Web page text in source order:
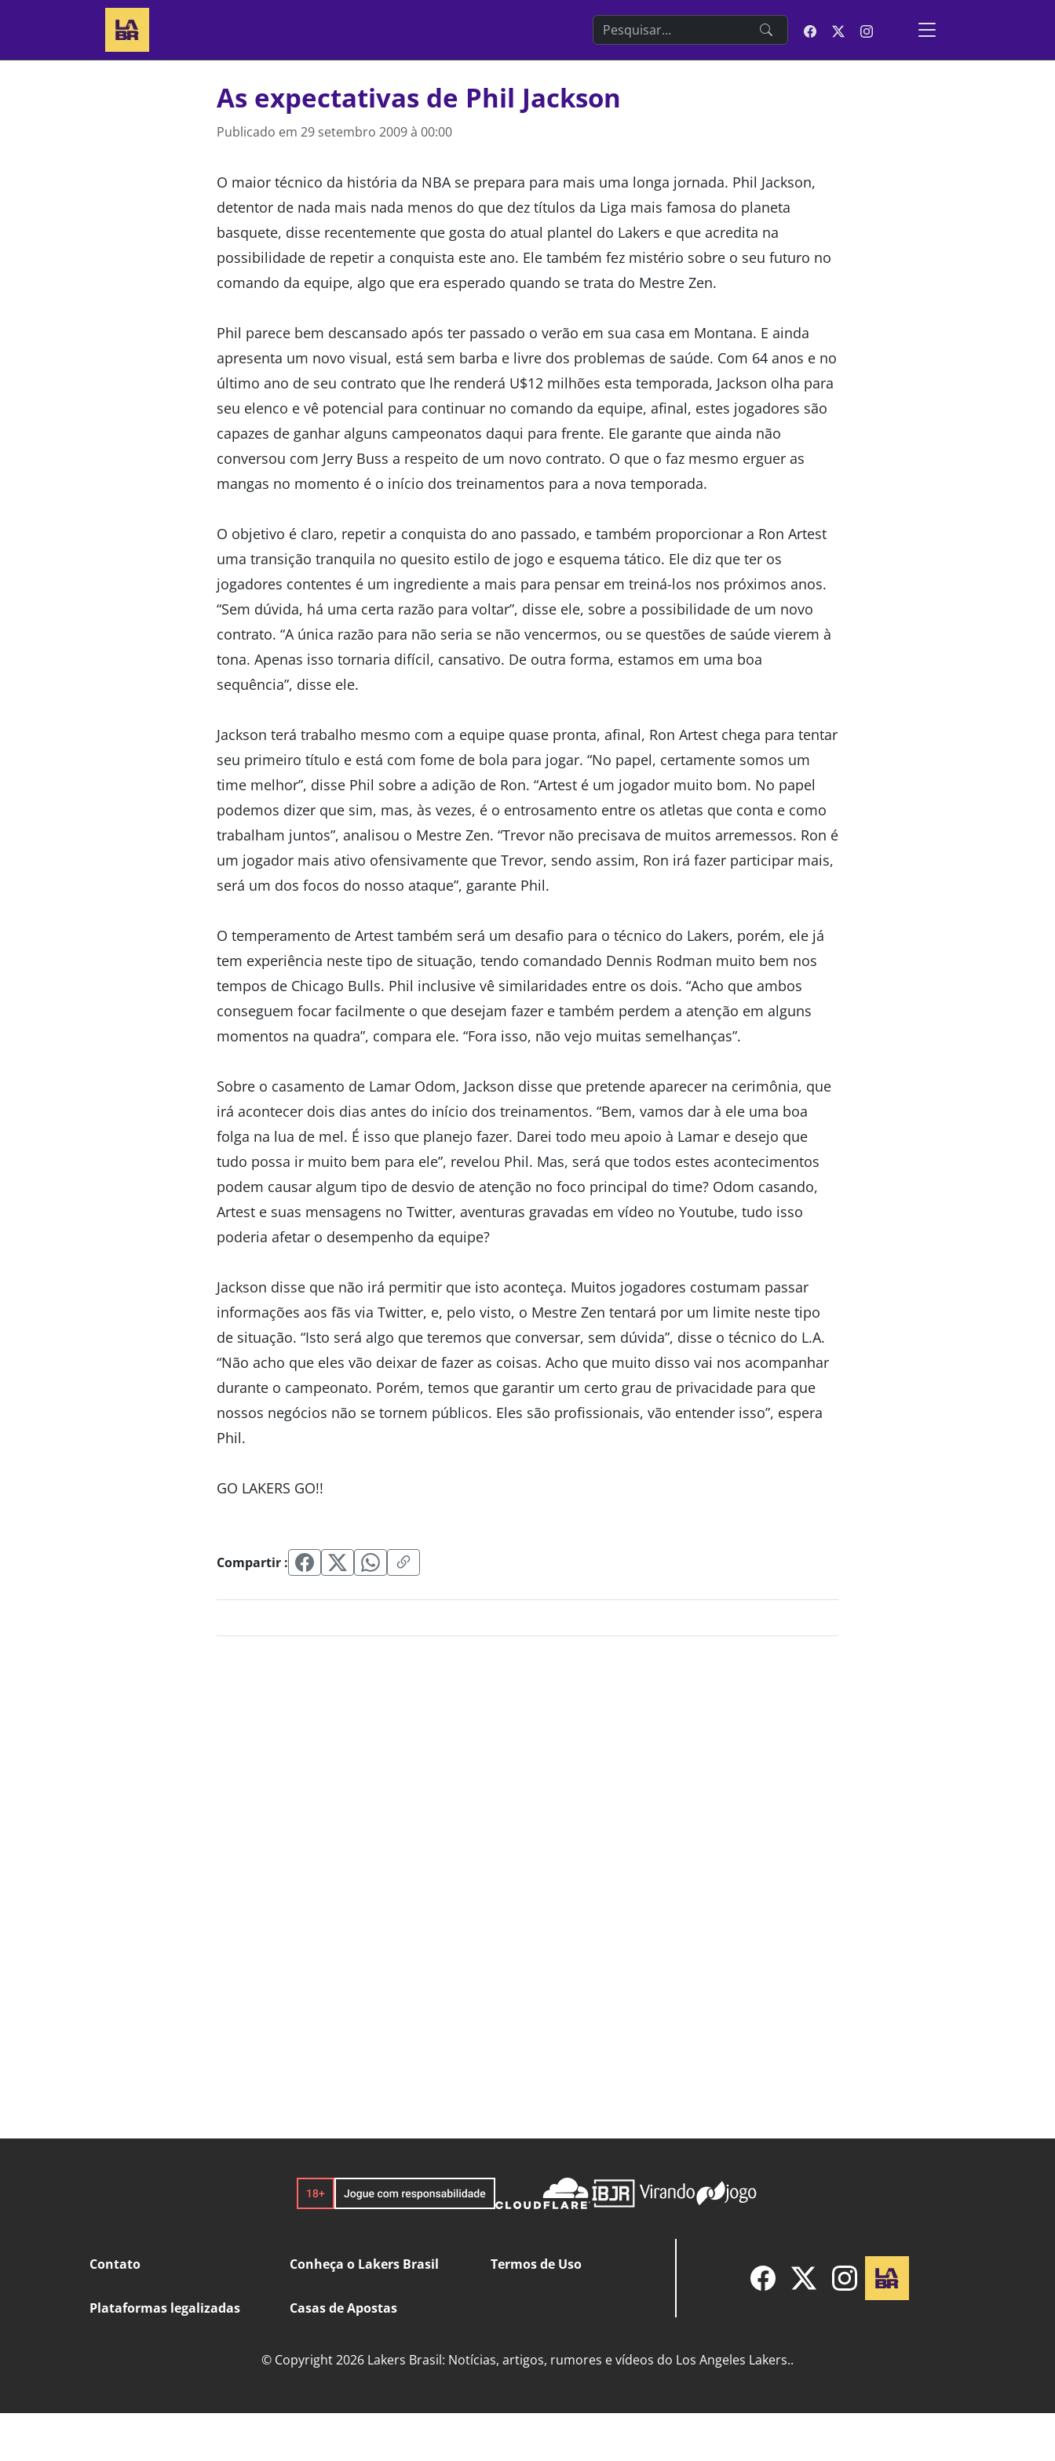
Search the website
As expectativas de Phil Jackson
Publicado em 29 setembro 2009 à 00:00
O maior técnico da história da NBA se prepara para mais uma longa jornada. Phil Jackson,
detentor de nada mais nada menos do que dez títulos da Liga mais famosa do planeta
basquete, disse recentemente que gosta do atual plantel do Lakers e que acredita na
possibilidade de repetir a conquista este ano. Ele também fez mistério sobre o seu futuro no
comando da equipe, algo que era esperado quando se trata do Mestre Zen.
Phil parece bem descansado após ter passado o verão em sua casa em Montana. E ainda
apresenta um novo visual, está sem barba e livre dos problemas de saúde. Com 64 anos e no
último ano de seu contrato que lhe renderá U$12 milhões esta temporada, Jackson olha para
seu elenco e vê potencial para continuar no comando da equipe, afinal, estes jogadores são
capazes de ganhar alguns campeonatos daqui para frente. Ele garante que ainda não
conversou com Jerry Buss a respeito de um novo contrato. O que o faz mesmo erguer as
mangas no momento é o início dos treinamentos para a nova temporada.
O objetivo é claro, repetir a conquista do ano passado, e também proporcionar a Ron Artest
uma transição tranquila no quesito estilo de jogo e esquema tático. Ele diz que ter os
jogadores contentes é um ingrediente a mais para pensar em treiná-los nos próximos anos.
“Sem dúvida, há uma certa razão para voltar”, disse ele, sobre a possibilidade de um novo
contrato. “A única razão para não seria se não vencermos, ou se questões de saúde vierem à
tona. Apenas isso tornaria difícil, cansativo. De outra forma, estamos em uma boa
sequência”, disse ele.
Jackson terá trabalho mesmo com a equipe quase pronta, afinal, Ron Artest chega para tentar
seu primeiro título e está com fome de bola para jogar. “No papel, certamente somos um
time melhor”, disse Phil sobre a adição de Ron. “Artest é um jogador muito bom. No papel
podemos dizer que sim, mas, às vezes, é o entrosamento entre os atletas que conta e como
trabalham juntos”, analisou o Mestre Zen. “Trevor não precisava de muitos arremessos. Ron é
um jogador mais ativo ofensivamente que Trevor, sendo assim, Ron irá fazer participar mais,
será um dos focos do nosso ataque”, garante Phil.
O temperamento de Artest também será um desafio para o técnico do Lakers, porém, ele já
tem experiência neste tipo de situação, tendo comandado Dennis Rodman muito bem nos
tempos de Chicago Bulls. Phil inclusive vê similaridades entre os dois. “Acho que ambos
conseguem focar facilmente o que desejam fazer e também perdem a atenção em alguns
momentos na quadra”, compara ele. “Fora isso, não vejo muitas semelhanças”.
Sobre o casamento de Lamar Odom, Jackson disse que pretende aparecer na cerimônia, que
irá acontecer dois dias antes do início dos treinamentos. “Bem, vamos dar à ele uma boa
folga na lua de mel. É isso que planejo fazer. Darei todo meu apoio à Lamar e desejo que
tudo possa ir muito bem para ele”, revelou Phil. Mas, será que todos estes acontecimentos
podem causar algum tipo de desvio de atenção no foco principal do time? Odom casando,
Artest e suas mensagens no Twitter, aventuras gravadas em vídeo no Youtube, tudo isso
poderia afetar o desempenho da equipe?
Jackson disse que não irá permitir que isto aconteça. Muitos jogadores costumam passar
informações aos fãs via Twitter, e, pelo visto, o Mestre Zen tentará por um limite neste tipo
de situação. “Isto será algo que teremos que conversar, sem dúvida”, disse o técnico do L.A.
“Não acho que eles vão deixar de fazer as coisas. Acho que muito disso vai nos acompanhar
durante o campeonato. Porém, temos que garantir um certo grau de privacidade para que
nossos negócios não se tornem públicos. Eles são profissionais, vão entender isso”, espera
Phil.
GO LAKERS GO!!
Compartir :
Contato Conheça o Lakers Brasil Termos de Uso
Plataformas legalizadas Casas de Apostas
© Copyright 2026 Lakers Brasil: Notícias, artigos, rumores e vídeos do Los Angeles Lakers..